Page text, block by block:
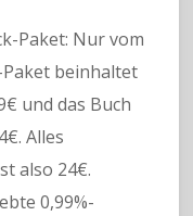
Paket: Nur vom
Paket beinhaltet
und das Buch
Alles
also 24€.
0,99%-